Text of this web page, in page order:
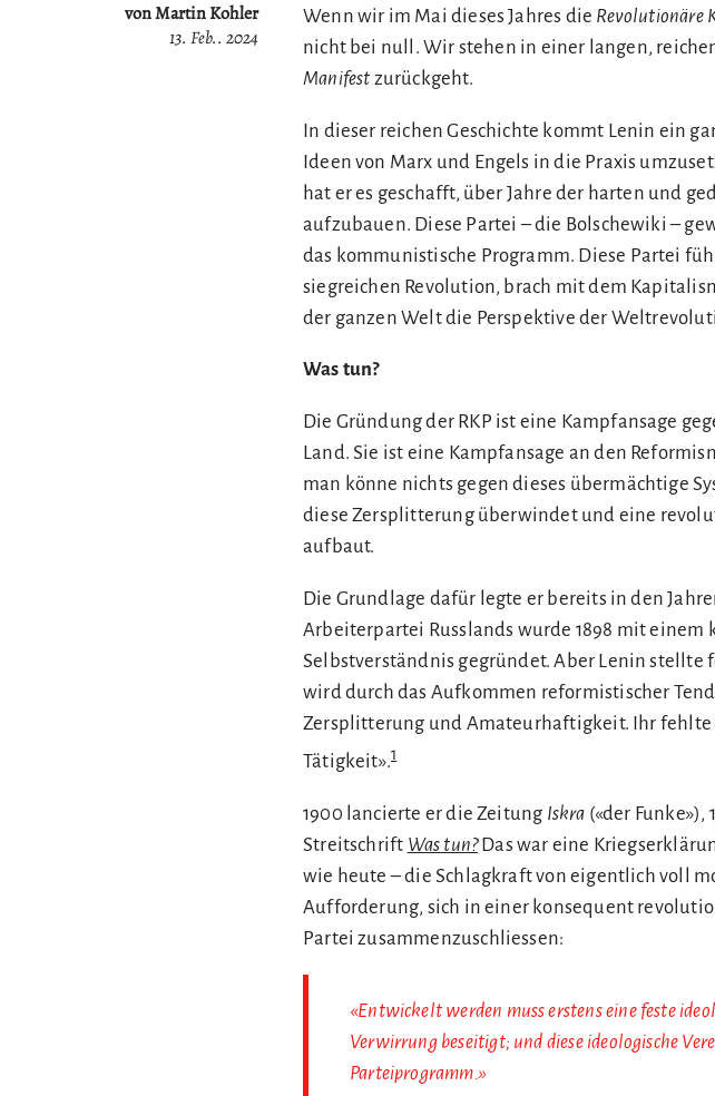
von Martin Kohler
13. Feb.. 2024
Wenn wir im Mai dieses Jahres die Revolutionäre
nicht bei null. Wir stehen in einer langen,
Manifest zurückgeht.
In dieser reichen Geschichte kommt Lenin ein
Ideen von Marx und Engels in die Praxis
hat er es geschafft, über Jahre der harten und
aufzubauen. Diese Partei – die Bolschewiki –
das kommunistische Programm. Diese Partei
siegreichen Revolution, brach mit dem
der ganzen Welt die Perspektive der
Was tun?
Die Gründung der RKP ist eine Kampfansage
Land. Sie ist eine Kampfansage an den
man könne nichts gegen dieses übermächtige
diese Zersplitterung überwindet und eine
aufbaut.
Die Grundlage dafür legte er bereits in den
Arbeiterpartei Russlands wurde 1898 mit
Selbstverständnis gegründet. Aber Lenin stellte
wird durch das Aufkommen reformistischer
Zersplitterung und Amateurhaftigkeit. Ihr fehlte
Tätigkeit».1
1900 lancierte er die Zeitung Iskra («der
Streitschrift Was tun?Das war eine
wie heute – die Schlagkraft von eigentlich voll
Aufforderung, sich in einer konsequent
Partei zusammenzuschliessen:
«Entwickelt werden muss erstens eine feste
Verwirrung beseitigt; und diese ideologische
Parteiprogramm.»